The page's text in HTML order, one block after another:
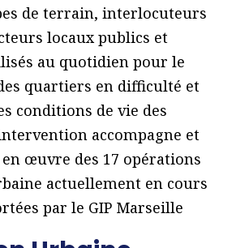
de terrain, interlocuteurs
locaux publics et
au quotidien pour le
quartiers en difficulté et
conditions de vie des
accompagne et
œuvre des 17 opérations
actuellement en cours
par le GIP Marseille